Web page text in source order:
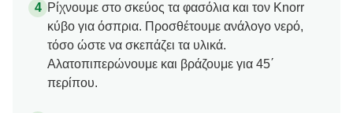
Ρίχνουμε στο σκεύος τα φασόλια και τον Κnorr
κύβο για όσπρια. Προσθέτουμε ανάλογο νερό,
τόσο ώστε να σκεπάζει τα υλικά.
Αλατοπιπερώνουμε και βράζουμε για 45΄
περίπου.